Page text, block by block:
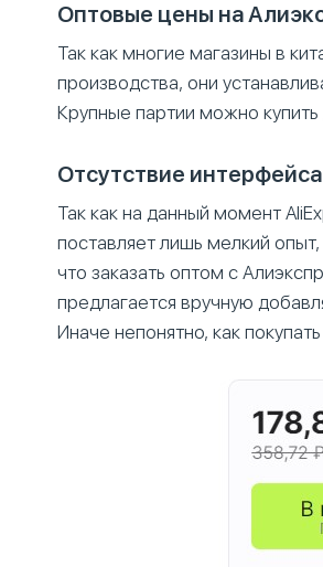
Оптовые цены на
Так как многие магазины в
производства, они
Крупные партии можно
Отсутствие
Так как на данный момент
поставляет лишь мелкий
что заказать оптом с
предлагается вручную
Иначе непонятно, как